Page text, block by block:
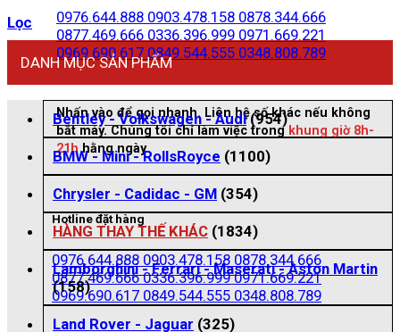
0976.644.888 0903.478.158 0878.344.666
0877.469.666 0336.396.999 0971.669.221
0969.690.617 0849.544.555 0348.808.789
Nhấn vào để gọi nhanh. Liên hệ số khác nếu không
bắt máy. Chúng tôi chỉ làm việc trong khung giờ 8h-
21hhằng ngày
Hotline đặt hàng
0976.644.888 0903.478.158 0878.344.666
0877.469.666 0336.396.999 0971.669.221
0969.690.617 0849.544.555 0348.808.789
Lọc
DANH MỤC SẢN PHẨM
Bentley - Volkswagen - Audi (954)
BMW - Mini - RollsRoyce (1100)
Chrysler - Cadidac - GM (354)
HÀNG THAY THẾ KHÁC (1834)
Lamborghini - Ferrari - Maserati - Aston Martin
(158)
Land Rover - Jaguar (325)